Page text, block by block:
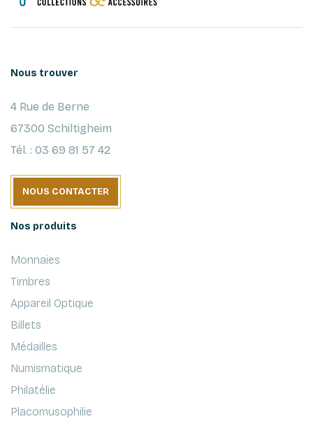
Nous trouver
4 Rue de Berne
67300 Schiltigheim
Tél. : 03 69 81 57 42
NOUS CONTACTER
Nos produits
Monnaies
Timbres
Appareil Optique
Billets
Médailles
Numismatique
Philatélie
Placomusophilie